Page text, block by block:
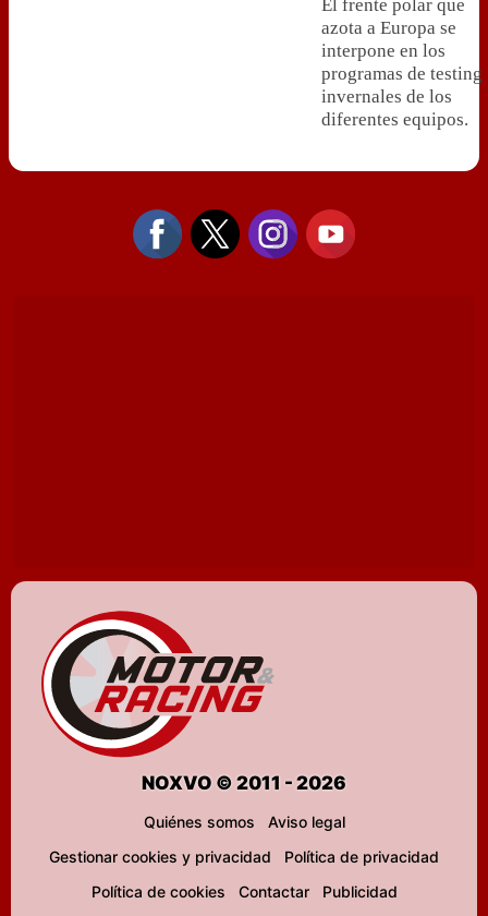
El frente polar que
azota a Europa se
interpone en los
programas de testing
invernales de los
diferentes equipos.
NOXVO © 2011 - 2026
Quiénes somos
Aviso legal
Gestionar cookies y privacidad
Política de privacidad
Política de cookies
Contactar
Publicidad